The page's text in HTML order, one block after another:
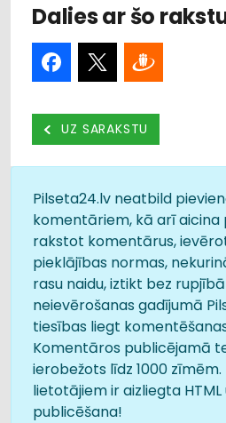
Dalies ar šo
UZ SARAKSTU
Pilseta24.lv neatbild
komentāriem, kā arī aicina
rakstot komentārus,
pieklājības normas,
rasu naidu, iztikt bez
neievērošanas gadījumā
tiesības liegt
Komentāros publicējamā
ierobežots līdz 1000
lietotājiem ir aizliegta
publicēšana!